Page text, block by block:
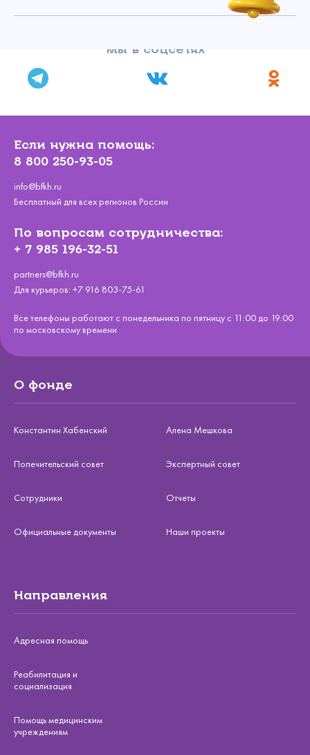
Мы в соцсетях
Если нужна помощь:
8 800 250-93-05
info@bfkh.ru
Бесплатный для всех регионов России
По вопросам сотрудничества:
+ 7 985 196-32-51
partners@bfkh.ru
Для курьеров: +7 916 803-75-61
Все телефоны работают с понедельника по пятницу с 11:00 до 19:00
по московскому времени
О фонде
Константин Хабенский Алена Мешкова
Попечительский совет Экспертный совет
Сотрудники Отчеты
Официальные документы Наши проекты
Направления
Адресная помощь
Реабилитация и
социализация
Помощь медицинским
учреждениям